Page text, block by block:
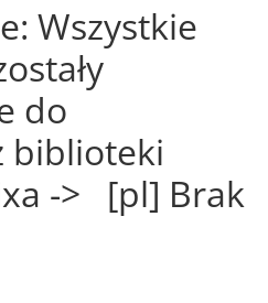
Wszystkie
do
biblioteki
-> [pl] Brak